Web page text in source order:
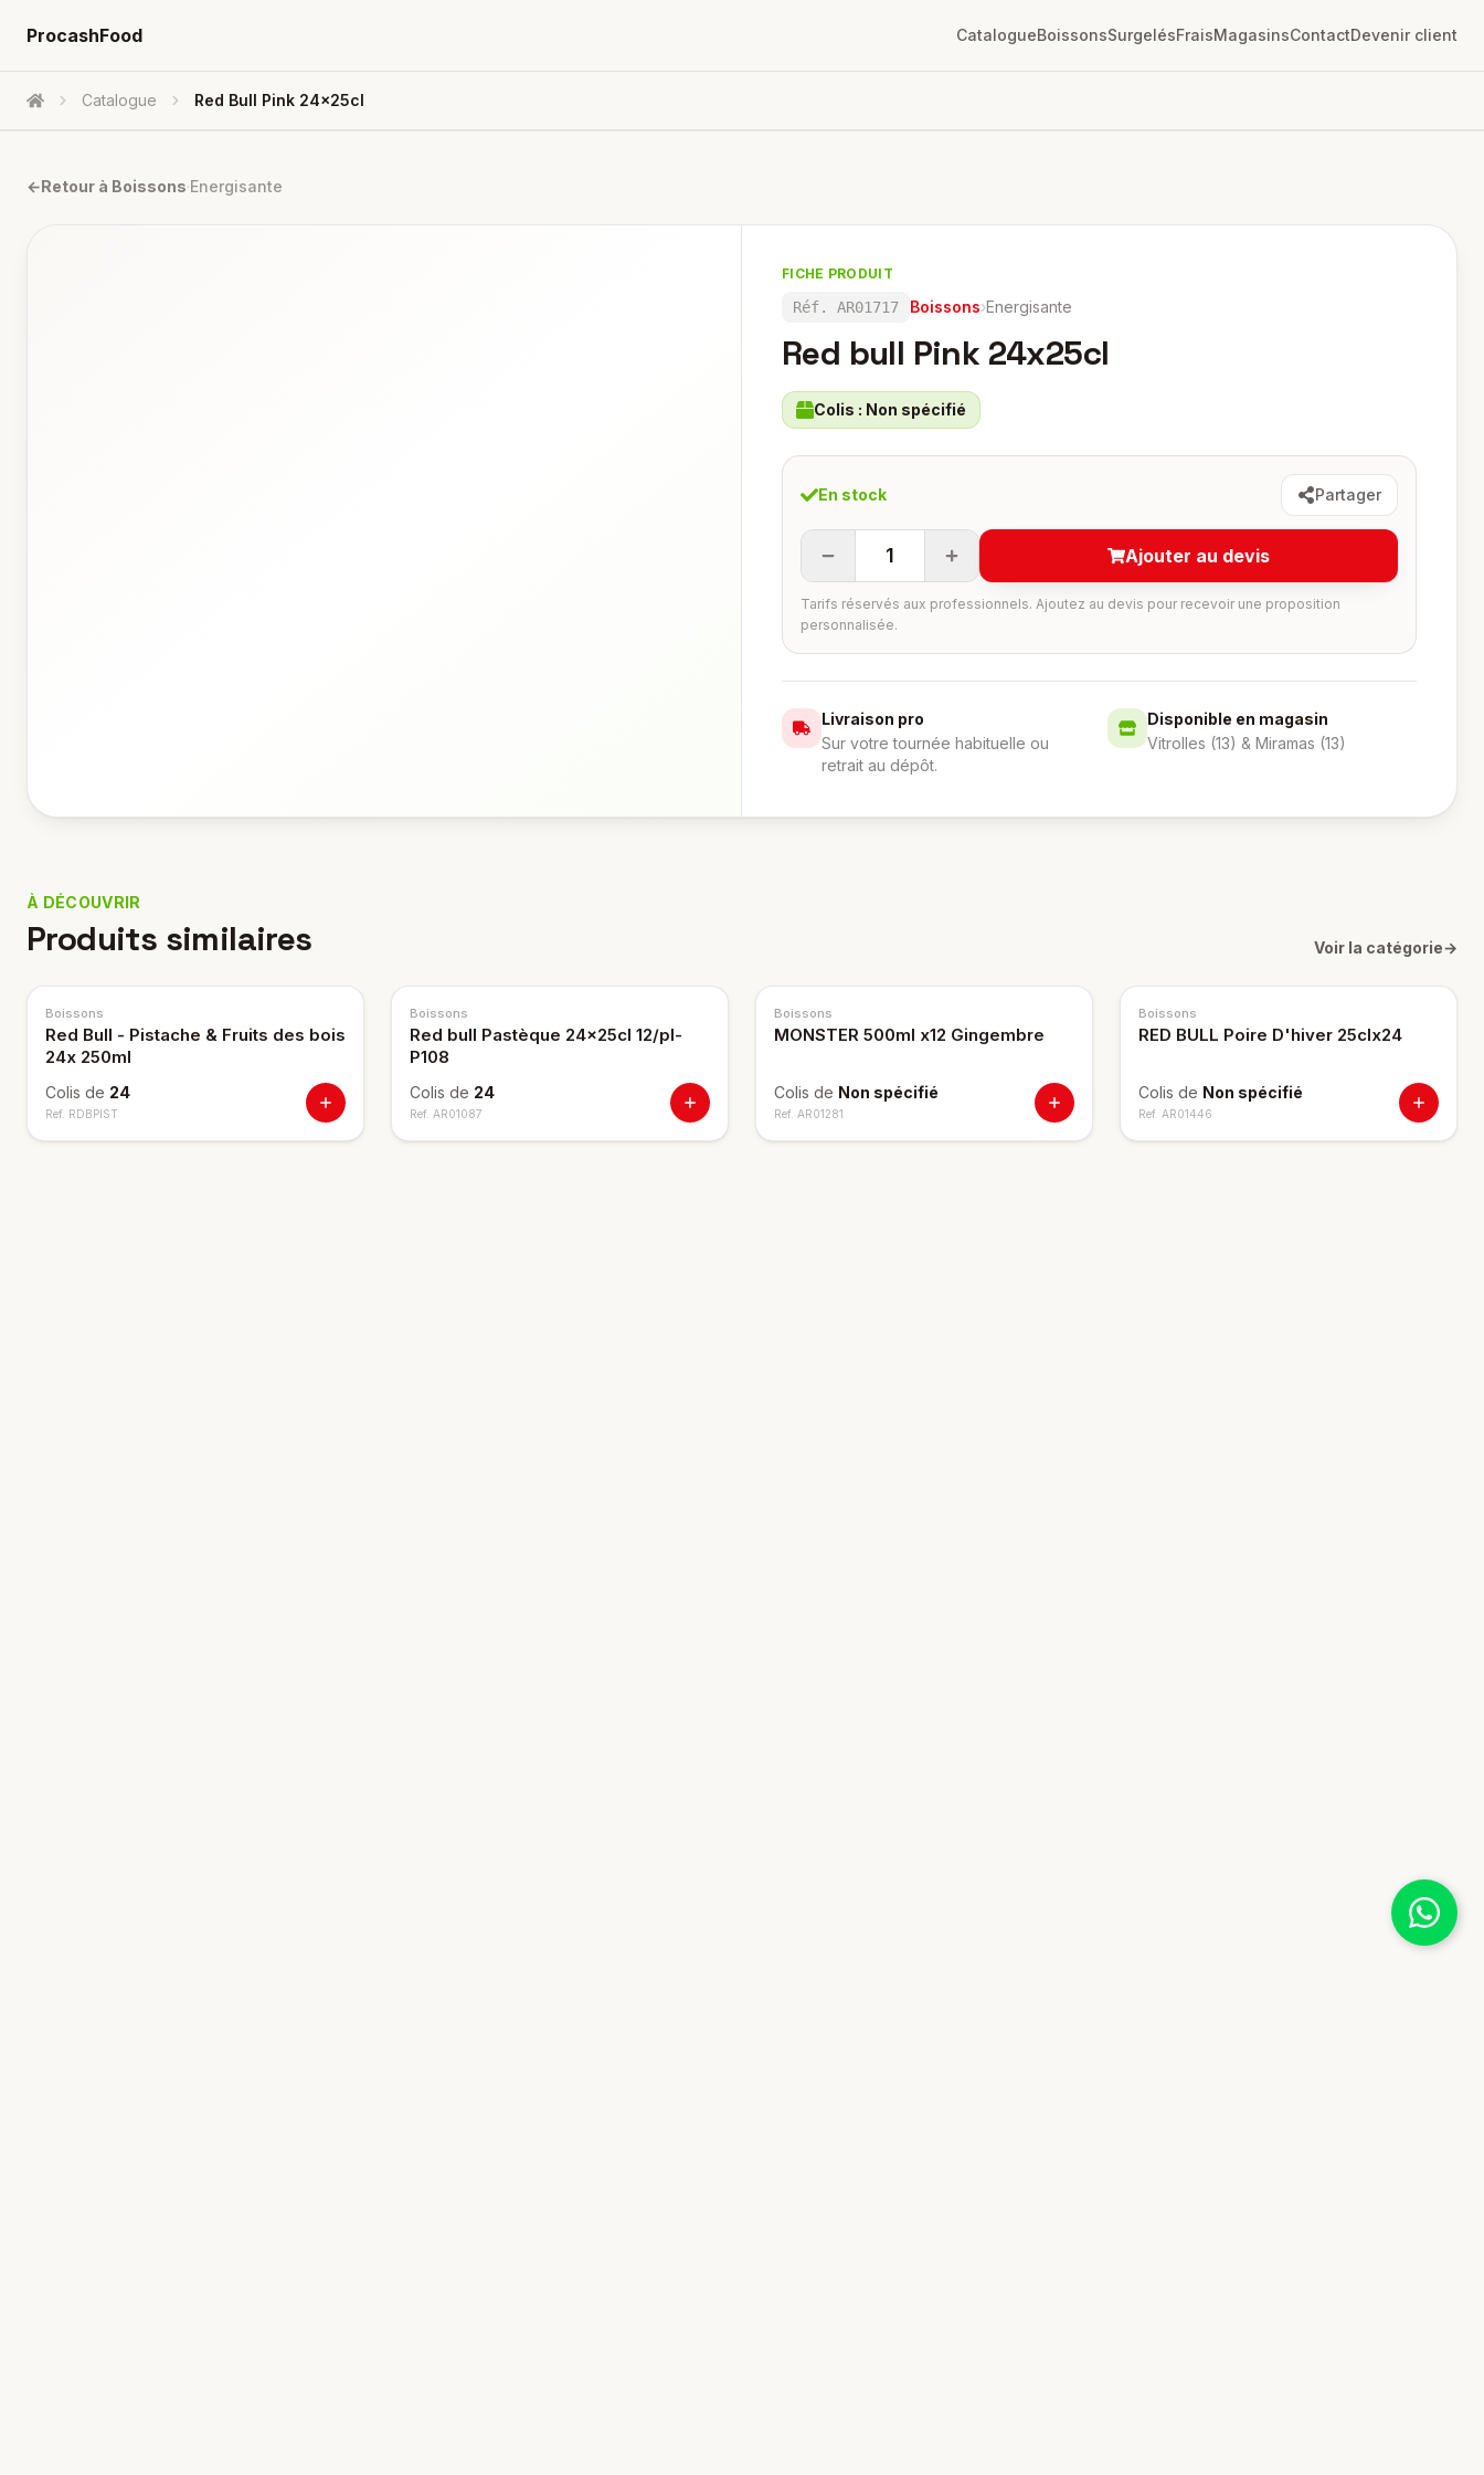
ProcashFood CatalogueBoissonsSurgelésFraisMagasinsContactDevenir client
Accueil Catalogue Red Bull Pink 24x25cl
←Retour à Boissons·Energisante
FICHE PRODUIT
Réf. AR01717 Boissons›Energisante
Red bull Pink 24x25cl
Colis : Non spécifié
En stock Partager
1 Ajouter au devis
Tarifs réservés aux professionnels. Ajoutez au devis pour recevoir une proposition
personnalisée.
Livraison pro
Sur votre tournée habituelle ou
retrait au dépôt.
Disponible en magasin
Vitrolles (13) & Miramas (13)
À DÉCOUVRIR
Produits similaires Voir la catégorie→
BIENTÔT
NOUVEAU
Boissons
Red Bull - Pistache & Fruits des bois
24x 250ml
Colis de 24
Ref. RDBPIST
Boissons
Red bull Pastèque 24x25cl 12/pl-
P108
Colis de 24
Ref. AR01087
Boissons
MONSTER 500ml x12 Gingembre
Colis de Non spécifié
Ref. AR01281
Boissons
RED BULL Poire D'hiver 25clx24
Colis de Non spécifié
Ref. AR01446